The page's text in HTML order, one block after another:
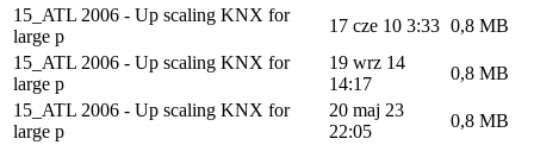
15_ATL 2006 - Up scaling KNX for
large p
17 cze 10 3:33 0,8 MB
15_ATL 2006 - Up scaling KNX for
large p
19 wrz 14
14:17
0,8 MB
15_ATL 2006 - Up scaling KNX for
large p
20 maj 23
22:05
0,8 MB